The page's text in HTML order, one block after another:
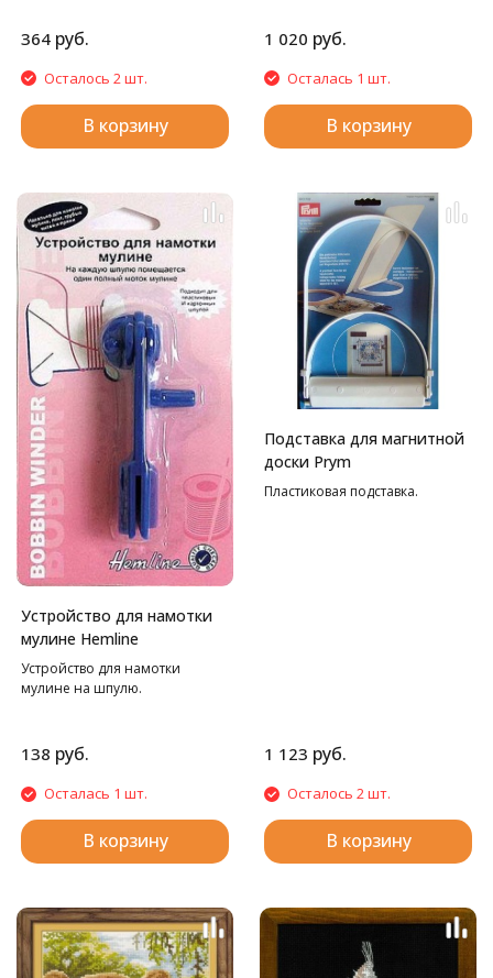
364 руб.
Осталось 2 шт.
В корзину
1 020 руб.
Осталась 1 шт.
В корзину
Устройство для намотки
мулине Hemline
Устройство для намотки
мулине на шпулю.
138 руб.
Осталась 1 шт.
В корзину
Подставка для магнитной
доски Prym
Пластиковая подставка.
1 123 руб.
Осталось 2 шт.
В корзину